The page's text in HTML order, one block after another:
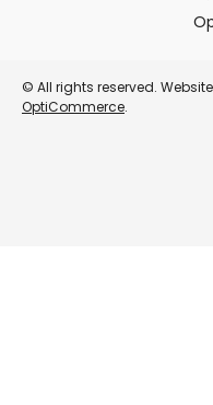
© All rights reserved.
OptiCommerce.